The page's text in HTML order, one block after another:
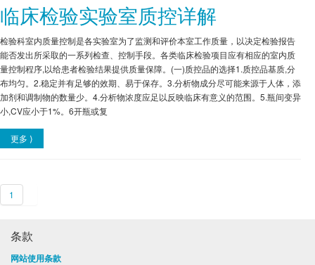
临床检验实验室质控详解
检验科室内质量控制是各实验室为了监测和评价本室工作质量，以决定检验报告
能否发出所采取的一系列检查、控制手段。各类临床检验项目应有相应的室内质
量控制程序,以给患者检验结果提供质量保障。(一)质控品的选择1.质控品基质,分
布均匀。2.稳定并有足够的效期、易于保存。3.分析物成分尽可能来源于人体，添
加剂和调制物的数量少。4.分析物浓度应足以反映临床有意义的范围。5.瓶间变异
小,CV应小于1%。6开瓶或复
更多 ⟩
1
条款
网站使用条款